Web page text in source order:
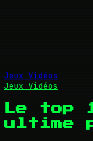
Jeux Vidéos
Jeux Vidéos
Le top
ultime